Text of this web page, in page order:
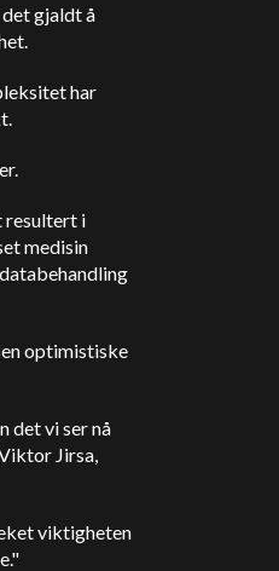
gjaldt å
har
resultert i
medisin
optimistiske
det vi ser nå
Jirsa,
viktigheten